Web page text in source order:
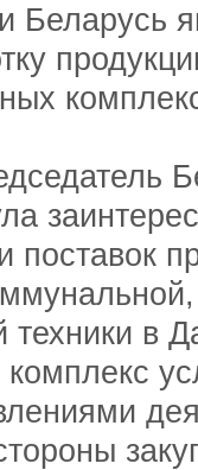
Беларусь
поставок
техники в